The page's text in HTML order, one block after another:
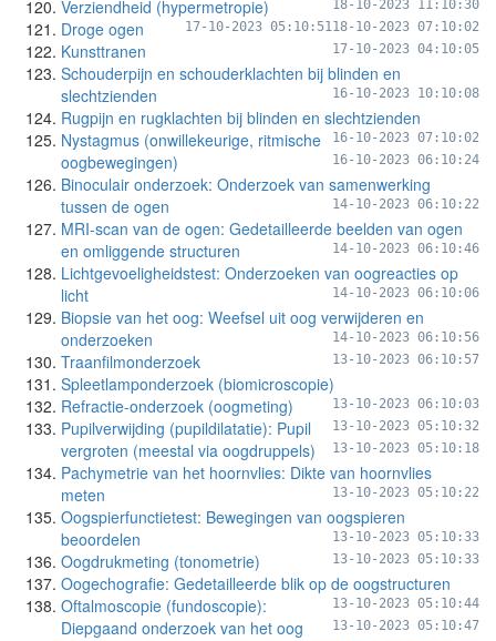
18-10-2023 11:10:30
Verziendheid (hypermetropie)
18-10-2023 07:10:02
Droge ogen 17-10-2023 05:10:51
Kunsttranen 17-10-2023 04:10:05
Schouderpijn en schouderklachten bij blinden en
slechtzienden
16-10-2023 10:10:08
Rugpijn en rugklachten bij blinden en slechtzienden
16-10-2023 07:10:02
Nystagmus (onwillekeurige, ritmische
oogbewegingen)
16-10-2023 06:10:24
Binoculair onderzoek: Onderzoek van samenwerking
tussen de ogen
14-10-2023 06:10:22
MRI-scan van de ogen: Gedetailleerde beelden van ogen
en omliggende structuren
14-10-2023 06:10:46
Lichtgevoeligheidstest: Onderzoeken van oogreacties op
licht
14-10-2023 06:10:06
Biopsie van het oog: Weefsel uit oog verwijderen en
onderzoeken
14-10-2023 06:10:56
Traanfilmonderzoek 13-10-2023 06:10:57
Spleetlamponderzoek (biomicroscopie)
13-10-2023 06:10:03
Refractie-onderzoek (oogmeting)
13-10-2023 05:10:32
Pupilverwijding (pupildilatatie): Pupil
vergroten (meestal via oogdruppels)
13-10-2023 05:10:18
Pachymetrie van het hoornvlies: Dikte van hoornvlies
meten
13-10-2023 05:10:22
Oogspierfunctietest: Bewegingen van oogspieren
beoordelen
13-10-2023 05:10:33
Oogdrukmeting (tonometrie) 13-10-2023 05:10:33
Oogechografie: Gedetailleerde blik op de oogstructuren
13-10-2023 05:10:44
Oftalmoscopie (fundoscopie):
Diepgaand onderzoek van het oog
13-10-2023 05:10:47